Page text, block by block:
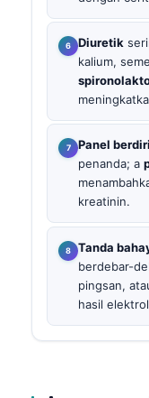
Diuretik
kalium,
Panel
penanda; a
kreatinin.
Tanda
berdebar-
pingsan,
hasil